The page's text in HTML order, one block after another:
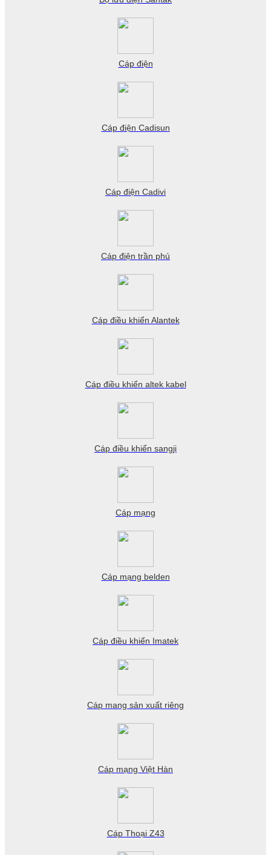
Cáp điện
Cáp điện Cadisun
Cáp điện Cadivi
Cáp điện trần phú
Cáp điều khiển Alantek
Cáp điều khiển altek kabel
Cáp điều khiển sangji
Cáp mạng
Cáp mạng belden
Cáp điều khiển Imatek
Cáp mang sản xuất riêng
Cáp mạng Việt Hàn
Cáp Thoại Z43